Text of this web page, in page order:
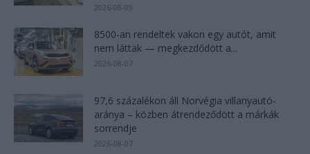
2026-08-09
8500-an rendeltek vakon egy autót, amit
nem láttak — megkezdődött a...
2026-08-07
97,6 százalékon áll Norvégia villanyautó-
aránya – közben átrendeződött a márkák
sorrendje
2026-08-07